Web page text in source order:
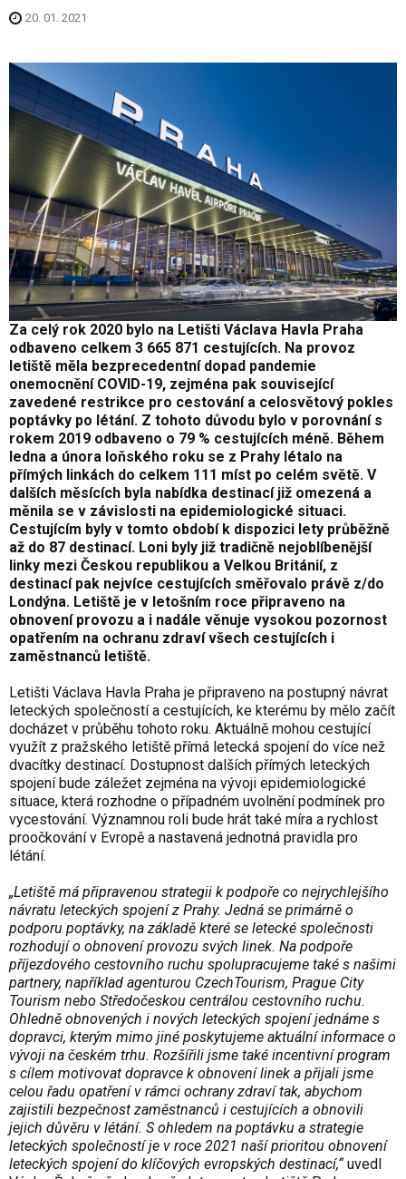
20. 01. 2021
Za celý rok 2020 bylo na Letišti Václava Havla Praha
odbaveno celkem 3 665 871 cestujících. Na provoz
letiště měla bezprecedentní dopad pandemie
onemocnění COVID-19, zejména pak související
zavedené restrikce pro cestování a celosvětový pokles
poptávky po létání. Z tohoto důvodu bylo v porovnání s
rokem 2019 odbaveno o 79 % cestujících méně. Během
ledna a února loňského roku se z Prahy létalo na
přímých linkách do celkem 111 míst po celém světě. V
dalších měsících byla nabídka destinací již omezená a
měnila se v závislosti na epidemiologické situaci.
Cestujícím byly v tomto období k dispozici lety průběžně
až do 87 destinací. Loni byly již tradičně nejoblíbenější
linky mezi Českou republikou a Velkou Británií, z
destinací pak nejvíce cestujících směřovalo právě z/do
Londýna. Letiště je v letošním roce připraveno na
obnovení provozu a i nadále věnuje vysokou pozornost
opatřením na ochranu zdraví všech cestujících i
zaměstnanců letiště.
Letišti Václava Havla Praha je připraveno na postupný návrat
leteckých společností a cestujících, ke kterému by mělo začít
docházet v průběhu tohoto roku. Aktuálně mohou cestující
využít z pražského letiště přímá letecká spojení do více než
dvacítky destinací. Dostupnost dalších přímých leteckých
spojení bude záležet zejména na vývoji epidemiologické
situace, která rozhodne o případném uvolnění podmínek pro
vycestování. Významnou roli bude hrát také míra a rychlost
proočkování v Evropě a nastavená jednotná pravidla pro
létání.
„Letiště má připravenou strategii k podpoře co nejrychlejšího
návratu leteckých spojení z Prahy. Jedná se primárně o
podporu poptávky, na základě které se letecké společnosti
rozhodují o obnovení provozu svých linek. Na podpoře
příjezdového cestovního ruchu spolupracujeme také s našimi
partnery, například agenturou CzechTourism, Prague City
Tourism nebo Středočeskou centrálou cestovního ruchu.
Ohledně obnovených i nových leteckých spojení jednáme s
dopravci, kterým mimo jiné poskytujeme aktuální informace o
vývoji na českém trhu. Rozšířili jsme také incentivní program
s cílem motivovat dopravce k obnovení linek a přijali jsme
celou řadu opatření v rámci ochrany zdraví tak, abychom
zajistili bezpečnost zaměstnanců i cestujících a obnovili
jejich důvěru v létání. S ohledem na poptávku a strategie
leteckých společností je v roce 2021 naší prioritou obnovení
leteckých spojení do klíčových evropských destinací,“uvedl